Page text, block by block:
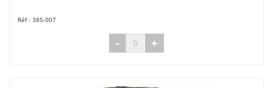
385-007
- +